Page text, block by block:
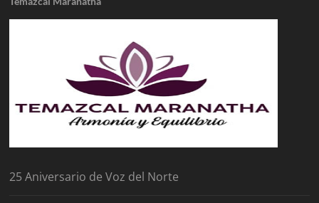
25 Aniversario de Voz del Norte